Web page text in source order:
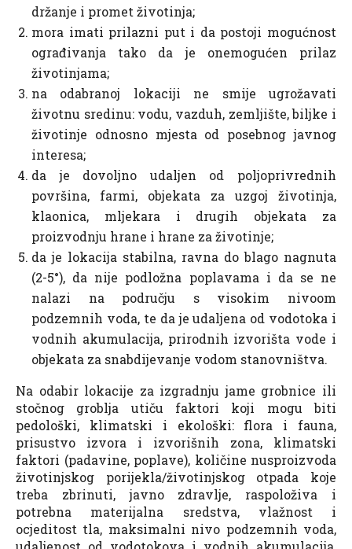
držanje i promet životinja;
mora imati prilazni put i da postoji mogućnost
ograđivanja tako da je onemogućen prilaz
životinjama;
na odabranoj lokaciji ne smije ugrožavati
životnu sredinu: vodu, vazduh, zemljište, biljke i
životinje odnosno mjesta od posebnog javnog
interesa;
da je dovoljno udaljen od poljoprivrednih
površina, farmi, objekata za uzgoj životinja,
klaonica, mljekara i drugih objekata za
proizvodnju hrane i hrane za životinje;
da je lokacija stabilna, ravna do blago nagnuta
(2-5°), da nije podložna poplavama i da se ne
nalazi na području s visokim nivoom
podzemnih voda, te da je udaljena od vodotoka i
vodnih akumulacija, prirodnih izvorišta vode i
objekata za snabdijevanje vodom stanovništva.
Na odabir lokacije za izgradnju jame grobnice ili
stočnog groblja utiču faktori koji mogu biti
pedološki, klimatski i ekološki: flora i fauna,
prisustvo izvora i izvorišnih zona, klimatski
faktori (padavine, poplave), količine nusproizvoda
životinjskog porijekla/životinjskog otpada koje
treba zbrinuti, javno zdravlje, raspoloživa i
potrebna materijalna sredstva, vlažnost i
ocjeditost tla, maksimalni nivo podzemnih voda,